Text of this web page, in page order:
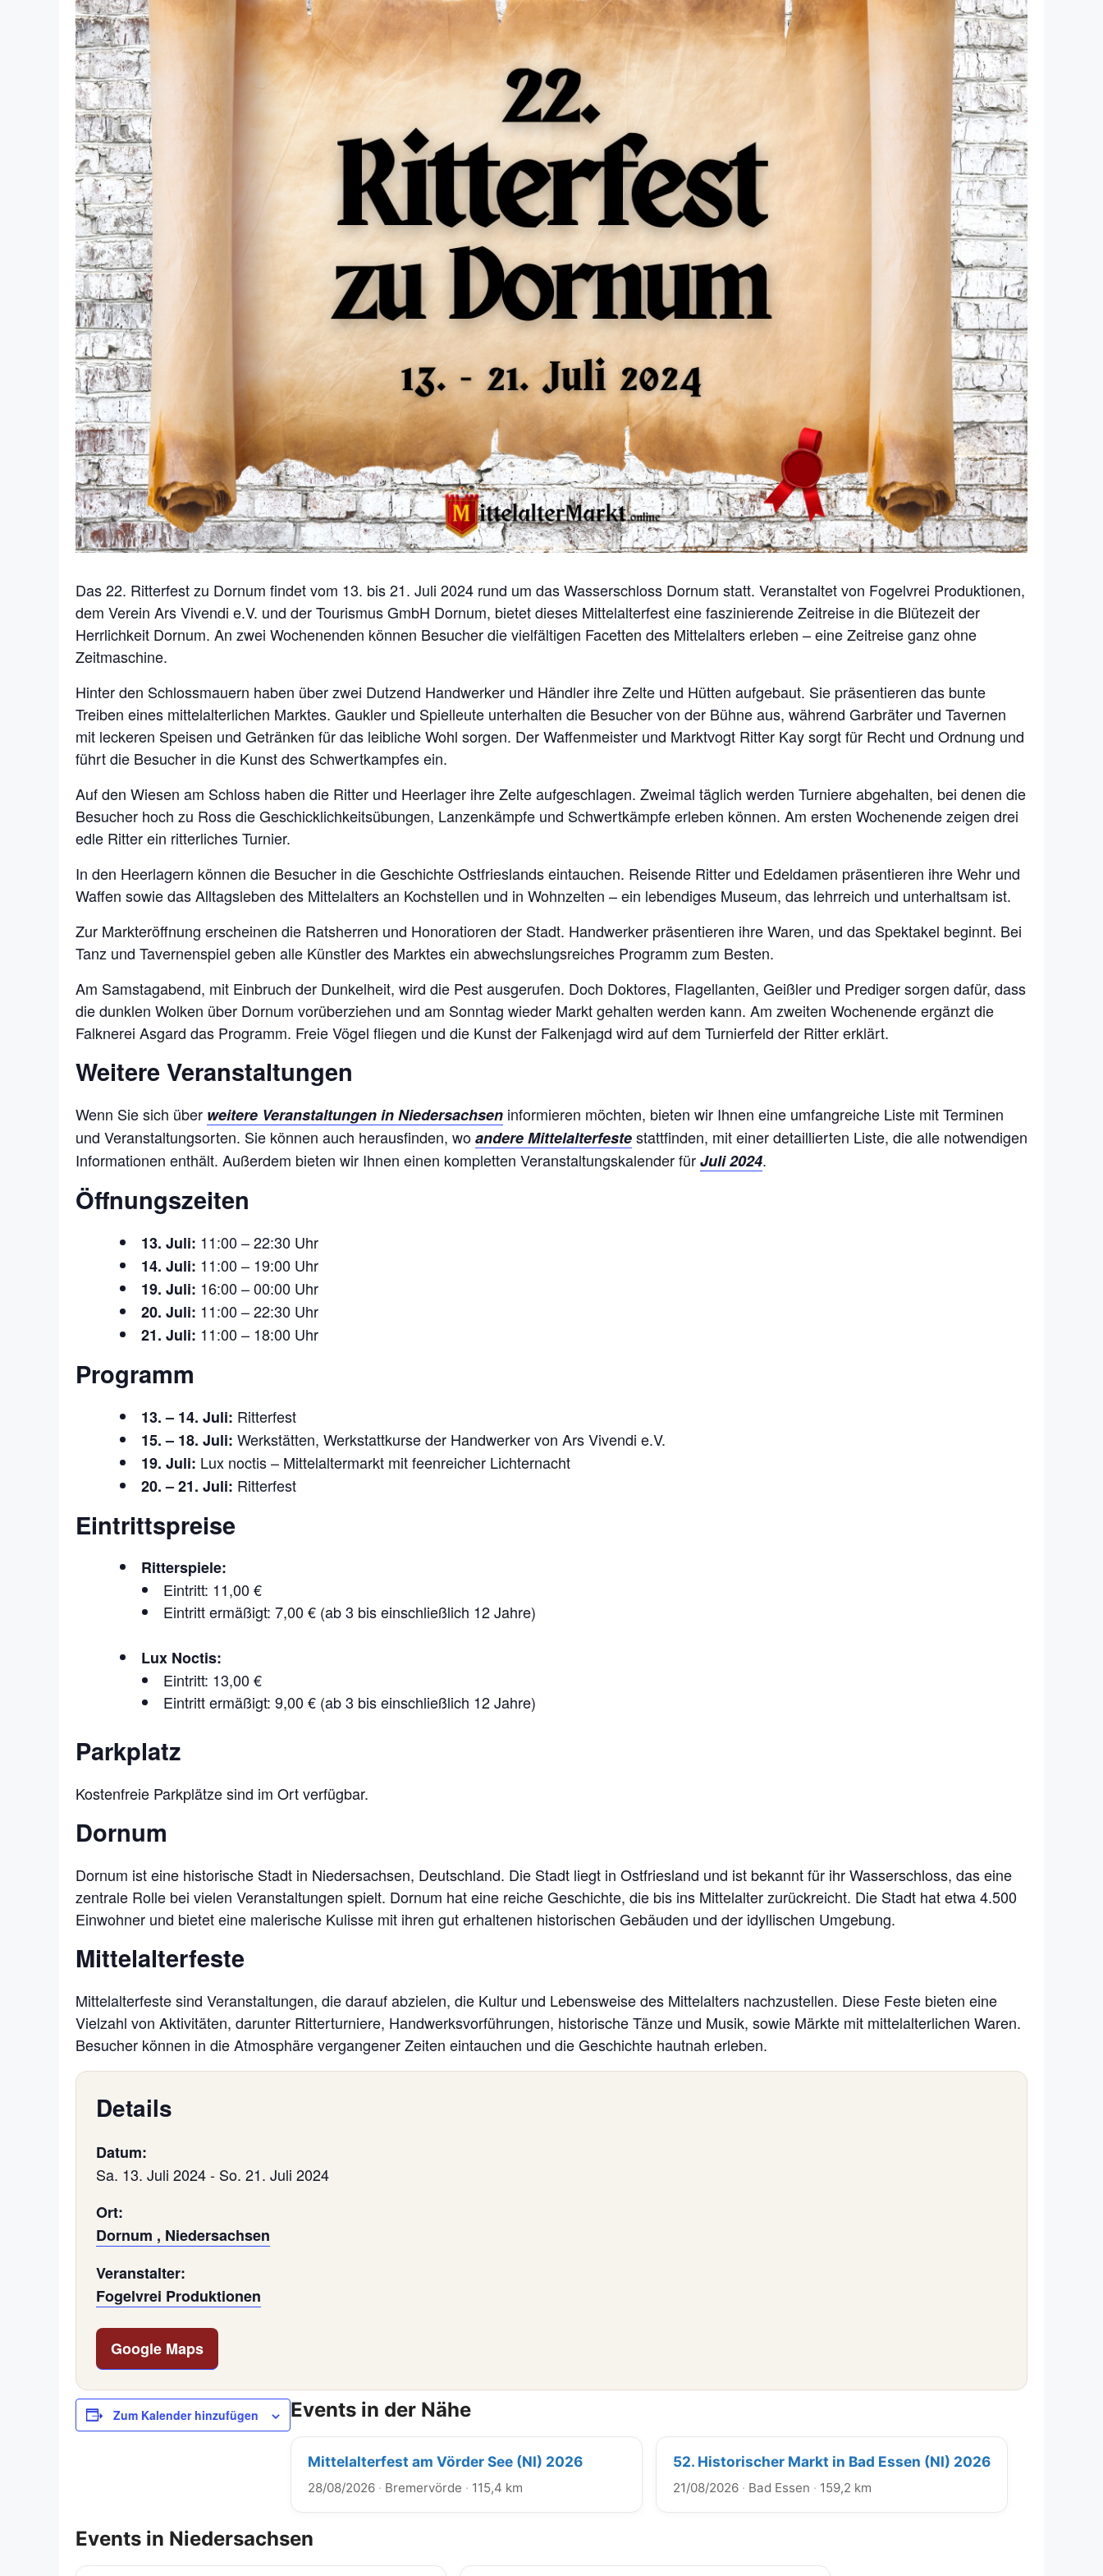
Das 22. Ritterfest zu Dornum findet vom 13. bis 21. Juli 2024 rund um das Wasserschloss Dornum statt. Veranstaltet von Fogelvrei Produktionen,
dem Verein Ars Vivendi e.V. und der Tourismus GmbH Dornum, bietet dieses Mittelalterfest eine faszinierende Zeitreise in die Blütezeit der
Herrlichkeit Dornum. An zwei Wochenenden können Besucher die vielfältigen Facetten des Mittelalters erleben – eine Zeitreise ganz ohne
Zeitmaschine.
Hinter den Schlossmauern haben über zwei Dutzend Handwerker und Händler ihre Zelte und Hütten aufgebaut. Sie präsentieren das bunte
Treiben eines mittelalterlichen Marktes. Gaukler und Spielleute unterhalten die Besucher von der Bühne aus, während Garbräter und Tavernen
mit leckeren Speisen und Getränken für das leibliche Wohl sorgen. Der Waffenmeister und Marktvogt Ritter Kay sorgt für Recht und Ordnung und
führt die Besucher in die Kunst des Schwertkampfes ein.
Auf den Wiesen am Schloss haben die Ritter und Heerlager ihre Zelte aufgeschlagen. Zweimal täglich werden Turniere abgehalten, bei denen die
Besucher hoch zu Ross die Geschicklichkeitsübungen, Lanzenkämpfe und Schwertkämpfe erleben können. Am ersten Wochenende zeigen drei
edle Ritter ein ritterliches Turnier.
In den Heerlagern können die Besucher in die Geschichte Ostfrieslands eintauchen. Reisende Ritter und Edeldamen präsentieren ihre Wehr und
Waffen sowie das Alltagsleben des Mittelalters an Kochstellen und in Wohnzelten – ein lebendiges Museum, das lehrreich und unterhaltsam ist.
Zur Markteröffnung erscheinen die Ratsherren und Honoratioren der Stadt. Handwerker präsentieren ihre Waren, und das Spektakel beginnt. Bei
Tanz und Tavernenspiel geben alle Künstler des Marktes ein abwechslungsreiches Programm zum Besten.
Am Samstagabend, mit Einbruch der Dunkelheit, wird die Pest ausgerufen. Doch Doktores, Flagellanten, Geißler und Prediger sorgen dafür, dass
die dunklen Wolken über Dornum vorüberziehen und am Sonntag wieder Markt gehalten werden kann. Am zweiten Wochenende ergänzt die
Falknerei Asgard das Programm. Freie Vögel fliegen und die Kunst der Falkenjagd wird auf dem Turnierfeld der Ritter erklärt.
Weitere Veranstaltungen
Wenn Sie sich über weitere Veranstaltungen in Niedersachsen informieren möchten, bieten wir Ihnen eine umfangreiche Liste mit Terminen
und Veranstaltungsorten. Sie können auch herausfinden, woandere Mittelalterfestestattfinden, mit einer detaillierten Liste, die alle notwendigen
Informationen enthält. Außerdem bieten wir Ihnen einen kompletten Veranstaltungskalender fürJuli 2024.
Öffnungszeiten
13. Juli: 11:00 – 22:30 Uhr
14. Juli: 11:00 – 19:00 Uhr
19. Juli: 16:00 – 00:00 Uhr
20. Juli: 11:00 – 22:30 Uhr
21. Juli: 11:00 – 18:00 Uhr
Programm
13. – 14. Juli: Ritterfest
15. – 18. Juli: Werkstätten, Werkstattkurse der Handwerker von Ars Vivendi e.V.
19. Juli: Lux noctis – Mittelaltermarkt mit feenreicher Lichternacht
20. – 21. Juli: Ritterfest
Eintrittspreise
Ritterspiele:
Eintritt: 11,00 €
Eintritt ermäßigt: 7,00 € (ab 3 bis einschließlich 12 Jahre)
Lux Noctis:
Eintritt: 13,00 €
Eintritt ermäßigt: 9,00 € (ab 3 bis einschließlich 12 Jahre)
Parkplatz
Kostenfreie Parkplätze sind im Ort verfügbar.
Dornum
Dornum ist eine historische Stadt in Niedersachsen, Deutschland. Die Stadt liegt in Ostfriesland und ist bekannt für ihr Wasserschloss, das eine
zentrale Rolle bei vielen Veranstaltungen spielt. Dornum hat eine reiche Geschichte, die bis ins Mittelalter zurückreicht. Die Stadt hat etwa 4.500
Einwohner und bietet eine malerische Kulisse mit ihren gut erhaltenen historischen Gebäuden und der idyllischen Umgebung.
Mittelalterfeste
Mittelalterfeste sind Veranstaltungen, die darauf abzielen, die Kultur und Lebensweise des Mittelalters nachzustellen. Diese Feste bieten eine
Vielzahl von Aktivitäten, darunter Ritterturniere, Handwerksvorführungen, historische Tänze und Musik, sowie Märkte mit mittelalterlichen Waren.
Besucher können in die Atmosphäre vergangener Zeiten eintauchen und die Geschichte hautnah erleben.
Details
Datum:
Sa. 13. Juli 2024- So. 21. Juli 2024
Ort:
Dornum , Niedersachsen
Veranstalter:
Fogelvrei Produktionen
Google Maps
Zum Kalender hinzufügen Events in der Nähe
Mittelalterfest am Vörder See (NI) 2026
28/08/2026 · Bremervörde · 115,4 km
52. Historischer Markt in Bad Essen (NI) 2026
21/08/2026 · Bad Essen · 159,2 km
Events in Niedersachsen